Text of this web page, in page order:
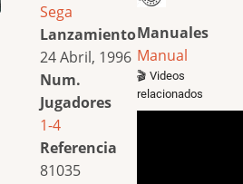
Sega
Lanzamiento
24 Abril, 1996
Num.
Jugadores
1-4
Referencia
81035
Manuales
Manual
🎬 Videos
relacionados